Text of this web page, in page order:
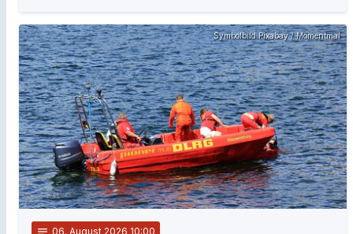
Symbolbild Pixabay / Momentmal
06. August 2026 10:00